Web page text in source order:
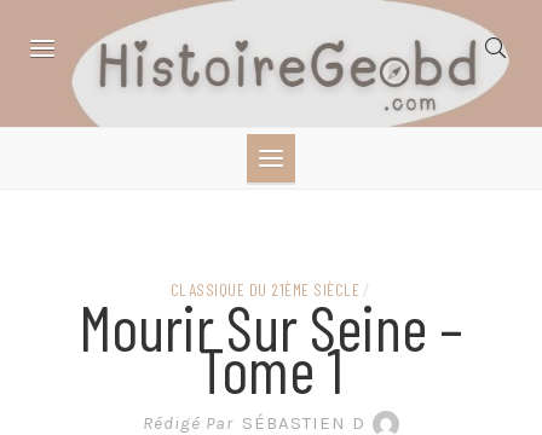
SCIENCES,
LITTÉRATURE EN
BANDE DESSINÉE
CLASSIQUE DU 21ÈME SIÈCLE /
Mourir Sur Seine –
Tome 1
Rédigé Par SÉBASTIEN D